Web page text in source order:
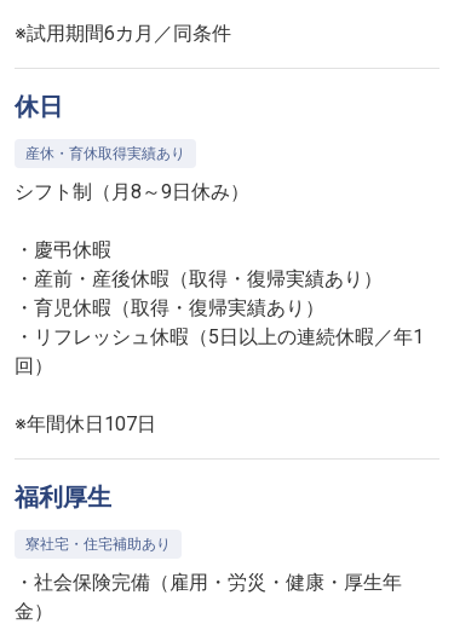
※試用期間6カ月／同条件
休日
産休・育休取得実績あり
シフト制（月8～9日休み）
・慶弔休暇
・産前・産後休暇（取得・復帰実績あり）
・育児休暇（取得・復帰実績あり）
・リフレッシュ休暇（5日以上の連続休暇／年1
回）
※年間休日107日
福利厚生
寮社宅・住宅補助あり
・社会保険完備（雇用・労災・健康・厚生年
金）